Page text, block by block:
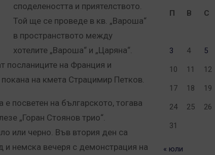
споделеността и приятелството.
Той ще се проведе в кв. „Вароша“
в пространството между
хотелите „Вароша“ и „Царяна“.
посланиците на Франция и
на кмета Страцимир Петков.
посветен на българското, тогава
„Горан Стоянов трио“.
или черно. Във втория ден са
и немска вечеря с демонстрация на
П
В С
3 4 5
10 11 12
17 18 19
24 25 26
31
« юли